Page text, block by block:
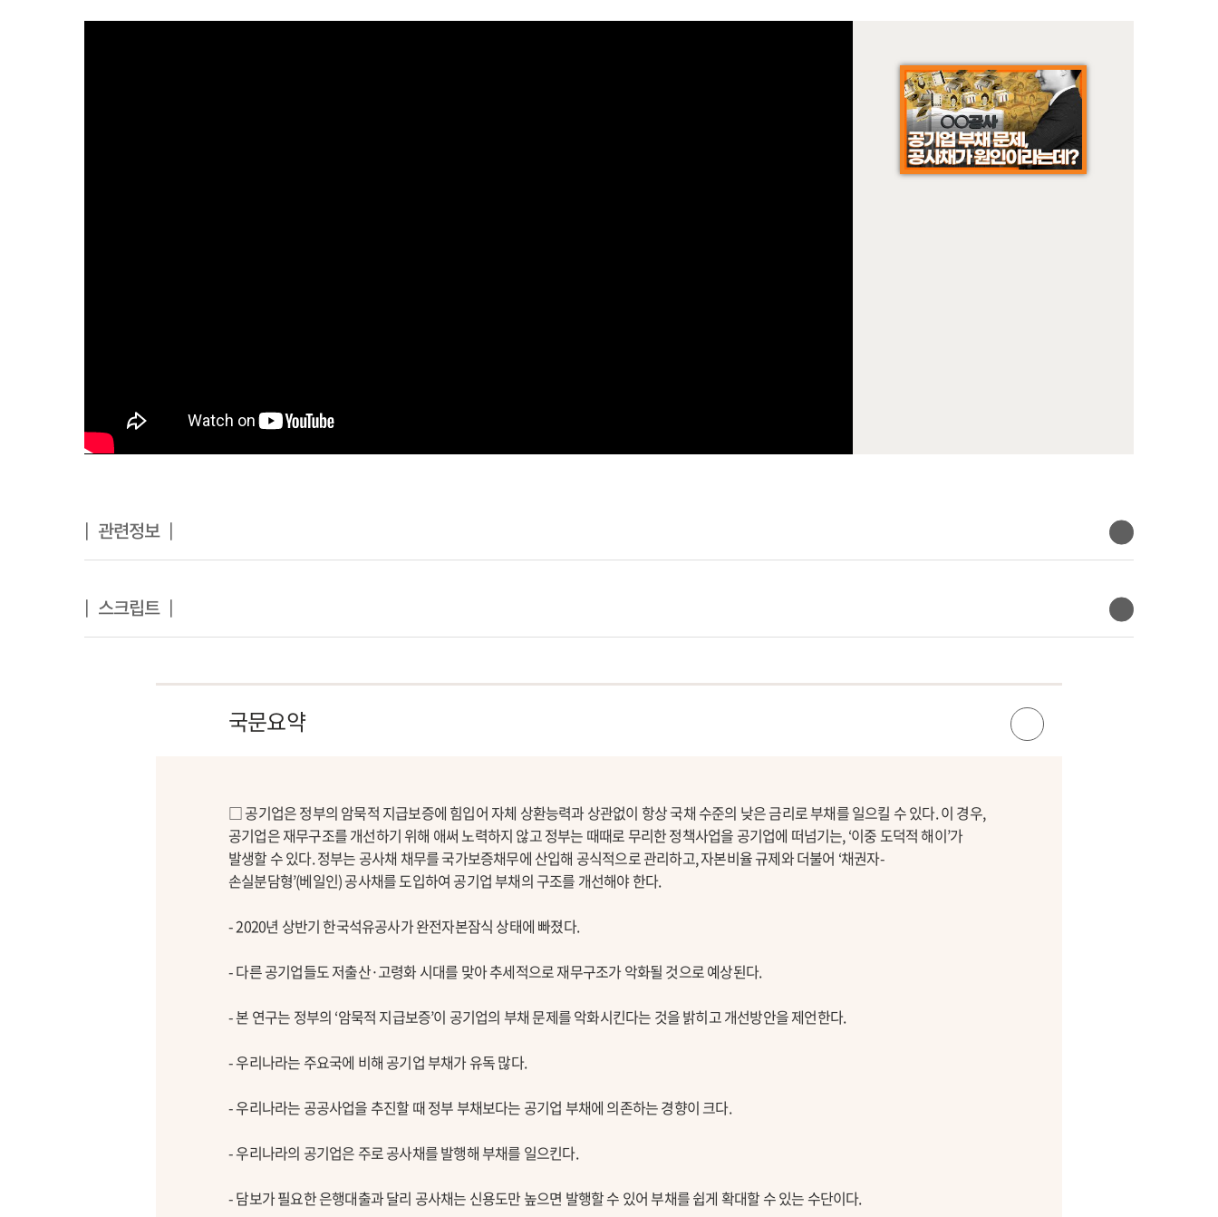
| 관련정보 |
| 스크립트 |
국문요약
□ 공기업은 정부의 암묵적 지급보증에 힘입어 자체 상환능력과 상관없이 항상 국채 수준의 낮은 금리로 부채를 일으킬 수 있다. 이 경우,
공기업은 재무구조를 개선하기 위해 애써 노력하지 않고 정부는 때때로 무리한 정책사업을 공기업에 떠넘기는, ‘이중 도덕적 해이’가
발생할 수 있다. 정부는 공사채 채무를 국가보증채무에 산입해 공식적으로 관리하고, 자본비율 규제와 더불어 ‘채권자-
손실분담형’(베일인) 공사채를 도입하여 공기업 부채의 구조를 개선해야 한다.
- 2020년 상반기 한국석유공사가 완전자본잠식 상태에 빠졌다.
- 다른 공기업들도 저출산·고령화 시대를 맞아 추세적으로 재무구조가 악화될 것으로 예상된다.
- 본 연구는 정부의 ‘암묵적 지급보증’이 공기업의 부채 문제를 악화시킨다는 것을 밝히고 개선방안을 제언한다.
- 우리나라는 주요국에 비해 공기업 부채가 유독 많다.
- 우리나라는 공공사업을 추진할 때 정부 부채보다는 공기업 부채에 의존하는 경향이 크다.
- 우리나라의 공기업은 주로 공사채를 발행해 부채를 일으킨다.
- 담보가 필요한 은행대출과 달리 공사채는 신용도만 높으면 발행할 수 있어 부채를 쉽게 확대할 수 있는 수단이다.